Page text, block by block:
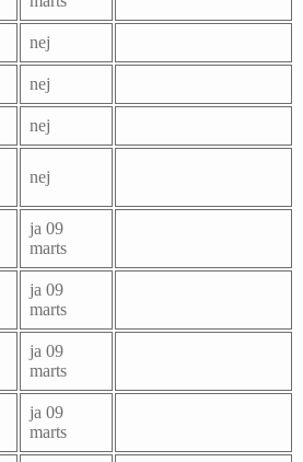
nej
nej
nej
nej
ja 09
marts
ja 09
marts
ja 09
marts
ja 09
marts